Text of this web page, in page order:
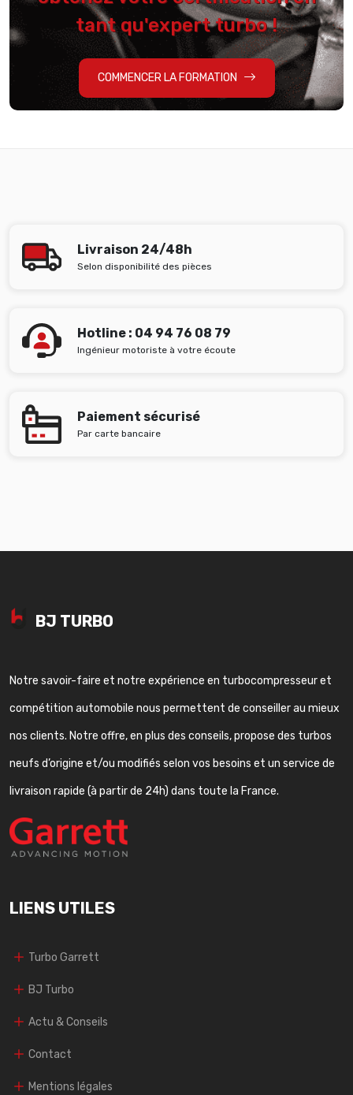
tant qu'expert turbo !
COMMENCER LA FORMATION
Livraison 24/48h
Selon disponibilité des pièces
Hotline : 04 94 76 08 79
Ingénieur motoriste à votre écoute
Paiement sécurisé
Par carte bancaire
BJ TURBO
Notre savoir-faire et notre expérience en turbocompresseur et
compétition automobile nous permettent de conseiller au mieux
nos clients. Notre offre, en plus des conseils, propose des turbos
neufs d’origine et/ou modifiés selon vos besoins et un service de
livraison rapide (à partir de 24h) dans toute la France.
LIENS UTILES
Turbo Garrett
BJ Turbo
Actu & Conseils
Contact
Mentions légales